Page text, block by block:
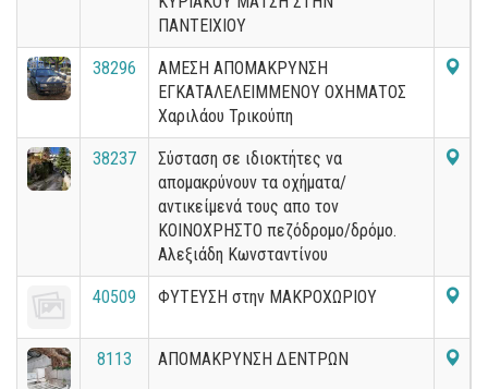
ΠΑΝΤΕΙΧΙΟΥ
38296
ΑΜΕΣΗ ΑΠΟΜΑΚΡΥΝΣΗ
ΕΓΚΑΤΑΛΕΛΕΙΜΜΕΝΟΥ ΟΧΗΜΑΤΟΣ
Χαριλάου Τρικούπη
38237
Σύσταση σε ιδιοκτήτες να
απομακρύνουν τα οχήματα/
αντικείμενά τους απο τον
ΚΟΙΝΟΧΡΗΣΤΟ πεζόδρομο/δρόμο.
Αλεξιάδη Κωνσταντίνου
40509 ΦΥΤΕΥΣΗ στην ΜΑΚΡΟΧΩΡΙΟΥ
8113 ΑΠΟΜΑΚΡΥΝΣΗ ΔΕΝΤΡΩΝ